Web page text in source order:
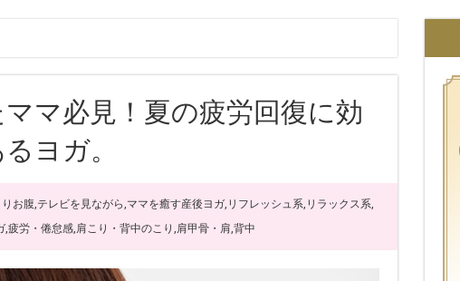
マ必見！夏の疲労回復に効
ヨガ。
お腹,テレビを見ながら,ママを癒す産後ヨガ, リフレッシュ系, リラックス系,
,疲労・倦怠感,肩こり・背中のこり ,肩甲骨・肩,背中